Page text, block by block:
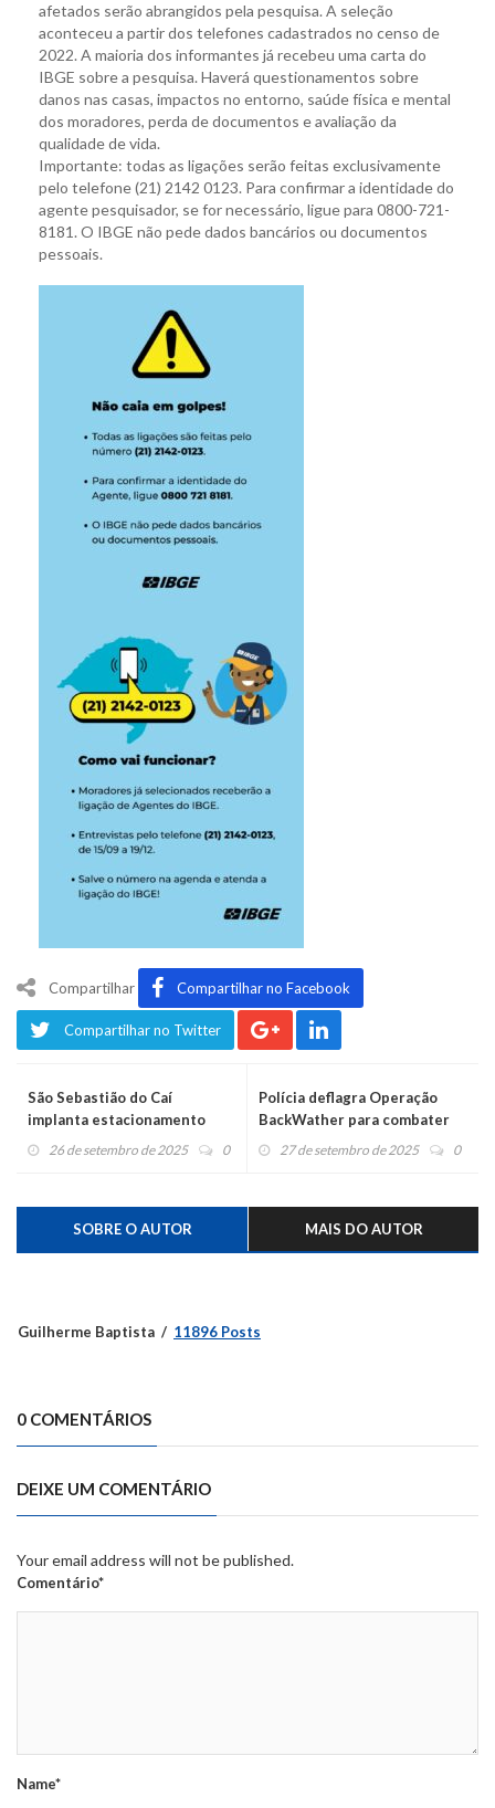
afetados serão abrangidos pela pesquisa. A seleção
aconteceu a partir dos telefones cadastrados no censo de
2022. A maioria dos informantes já recebeu uma carta do
IBGE sobre a pesquisa. Haverá questionamentos sobre
danos nas casas, impactos no entorno, saúde física e mental
dos moradores, perda de documentos e avaliação da
qualidade de vida.
Importante: todas as ligações serão feitas exclusivamente
pelo telefone (21) 2142 0123. Para confirmar a identidade do
agente pesquisador, se for necessário, ligue para 0800-721-
8181. O IBGE não pede dados bancários ou documentos
pessoais.
Compartilhar Compartilhar no Facebook
Compartilhar no Twitter
São Sebastião do Caí
implanta estacionamento
rotativo no centro
26 de setembro de 2025 0
Polícia deflagra Operação
BackWather para combater
onda de homicídios após
27 de setembro de 2025 0
SOBRE O AUTOR MAIS DO AUTOR
Guilherme Baptista 11896 Posts
0 COMENTÁRIOS
DEIXE UM COMENTÁRIO
Your email address will not be published.
Comentário*
Name*